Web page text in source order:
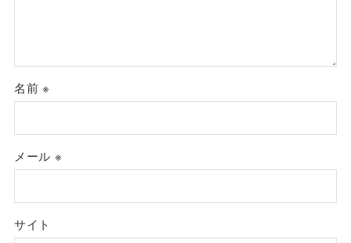
名前※
メール ※
サイト